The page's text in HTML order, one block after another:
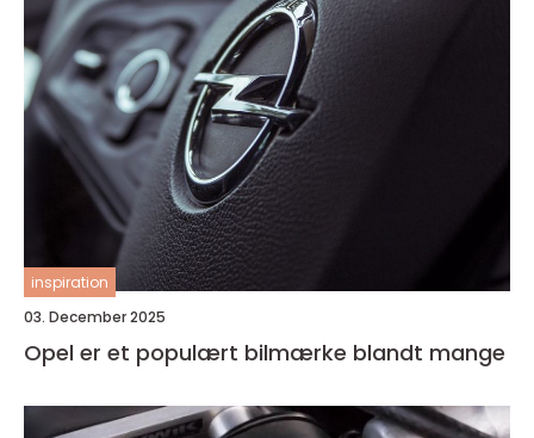
inspiration
03. December 2025
Opel er et populært bilmærke blandt mange